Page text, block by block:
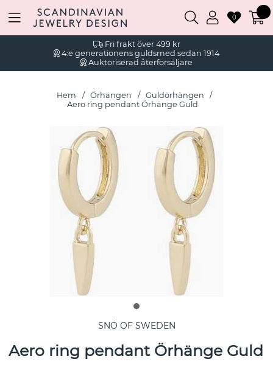
Fri frakt över 499 kr
4:e generationens guldsmed sedan 1914
Auktoriserad återförsäljare
0
Hem Örhängen
Guldörhängen
Aero ring pendant Örhänge Guld
SNÖ OF SWEDEN
Aero ring pendant Örhänge Guld